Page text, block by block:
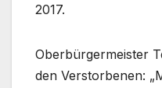
2017.
Oberbürgermeister
den Verstorbenen: